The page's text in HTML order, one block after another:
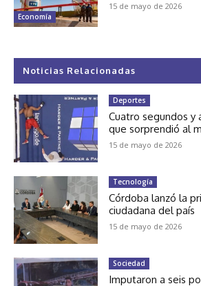
Economía
15 de mayo de 2026
Noticias Relacionadas
Deportes
Cuatro segundos y
que sorprendió al
15 de mayo de 2026
Tecnología
Córdoba lanzó la
ciudadana del país
15 de mayo de 2026
Sociedad
Imputaron a seis